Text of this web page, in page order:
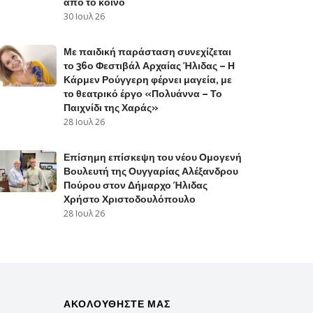
30 Ιουλ 26
Με παιδική παράσταση συνεχίζεται
το 36ο Φεστιβάλ Αρχαίας Ήλιδας – Η
Κάρμεν Ρούγγερη φέρνει μαγεία, με
το θεατρικό έργο «Πολυάννα – Το
Παιχνίδι της Χαράς»
28 Ιουλ 26
Επίσημη επίσκεψη του νέου Ομογενή
Βουλευτή της Ουγγαρίας Αλέξανδρου
Πούρου στον Δήμαρχο Ήλιδας
Χρήστο Χριστοδουλόπουλο
28 Ιουλ 26
ΑΚΟΛΟΥΘΗΣΤΕ ΜΑΣ